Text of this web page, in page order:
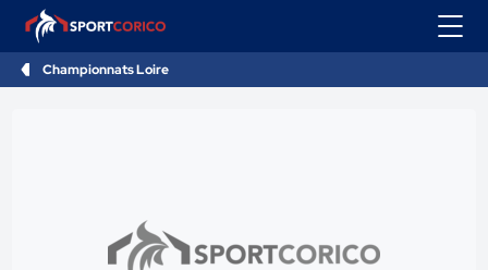
Championnats Loire